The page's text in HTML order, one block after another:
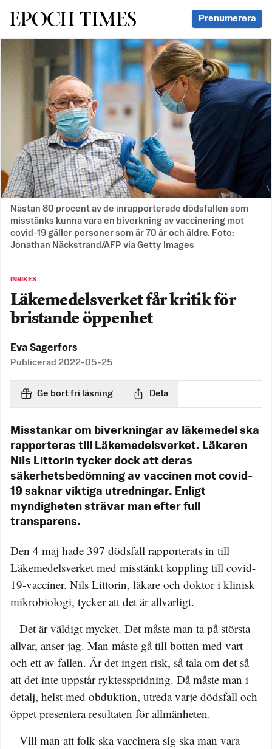
Svenska Epoch Times Prenumerera
Nästan 80 procent av de inrapporterade dödsfallen som
misstänks kunna vara en biverkning av vaccinering mot
covid-19 gäller personer som är 70 år och äldre. Foto:
Jonathan Näckstrand/AFP via Getty Images
INRIKES
Läkemedelsverket får kritik för
bristande öppenhet
Eva Sagerfors
Publicerad 2022-05-25
Ge bort fri läsning Dela
Misstankar om biverkningar av läkemedel ska
rapporteras till Läkemedelsverket. Läkaren
Nils Littorin tycker dock att deras
säkerhetsbedömning av vaccinen mot covid-
19 saknar viktiga utredningar. Enligt
myndigheten strävar man efter full
transparens.
Den 4 maj hade 397 dödsfall rapporterats in till
Läkemedelsverket med misstänkt koppling till covid-
19-vacciner. Nils Littorin, läkare och doktor i klinisk
mikrobiologi, tycker att det är allvarligt.
– Det är väldigt mycket. Det måste man ta på största
allvar, anser jag. Man måste gå till botten med vart
och ett av fallen. Är det ingen risk, så tala om det så
att det inte uppstår ryktesspridning. Då måste man i
detalj, helst med obduktion, utreda varje dödsfall och
öppet presentera resultaten för allmänheten.
– Vill man att folk ska vaccinera sig ska man vara